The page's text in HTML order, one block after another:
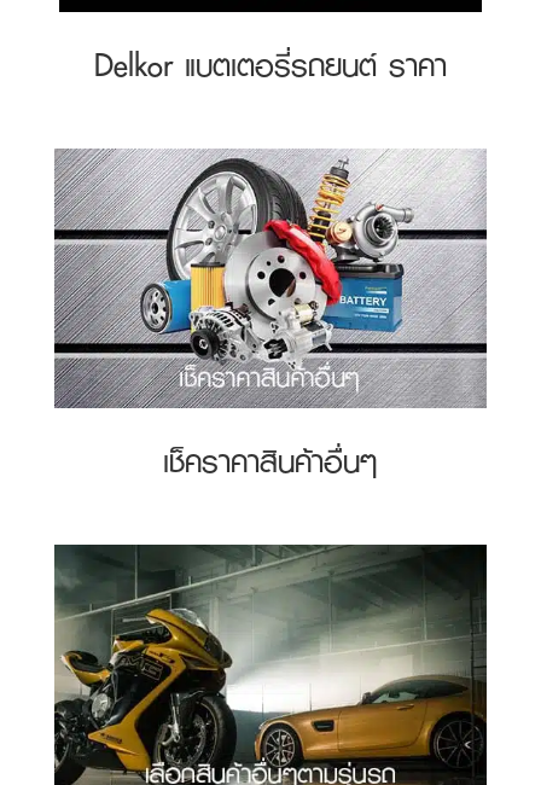
Delkor แบตเตอรี่รถยนต์ ราคา
เช็คราคาสินค้าอื่นๆ